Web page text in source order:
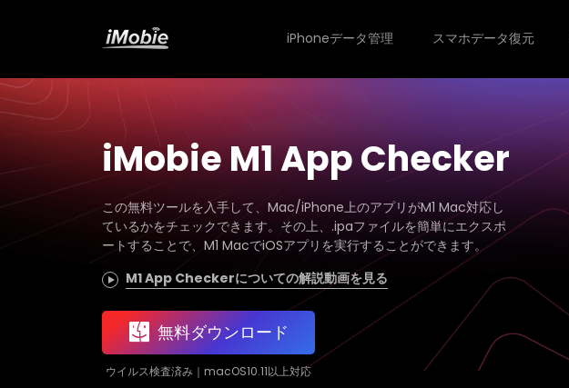
iPhoneデータ管理 スマホデータ復元
iMobie M1 App Checker
この無料ツールを入手して、Mac/iPhone上のアプリがM1 Mac対応し
ているかをチェックできます。その上、.ipaファイルを簡単にエクスポ
ートすることで、M1 MacでiOSアプリを実行することができます。
M1 App Checkerについての解説動画を見る
無料ダウンロード
ウイルス検査済み｜macOS10.11以上対応